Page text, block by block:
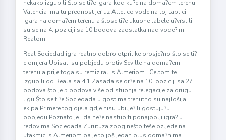
nekako izgubili.Što se ti?e igara kod ku?e na doma?em terenu
Valencia ima tu prednost jer uz Atletico vode na toj tablici
igara na doma?em terenu a štose ti?e ukupne tabele u?vrstili
su se na 4. poziciji sa 10 bodova zaostatka nad vode?im
Realom.
Real Sociedad igra realno dobro otprilike prosje?no što se ti?
e omjera.Upisali su pobjedu protiv Seville na doma?em
terenu a prije toga su remizirali s Almeriom i Celtom te
izgubili od Reala sa 4:1.Zasada se dr?e na 10. poziciji sa 27
bodova što je 5 bodova više od stupnja relegacije za drugu
ligu.Što se ti?e Sociedada u gostima trenutno su najlošija
ekipa Primere tog djela gdje nisu ubilje?ili gostuju?u
pobjedu.Poznato je i da ne?e nastupiti ponajbolji igra? u
redovima Sociedada Zurutuza zbog nešto teše ozljede na
utakmici s Almeriom pa je to još jedan plus doma?nima.